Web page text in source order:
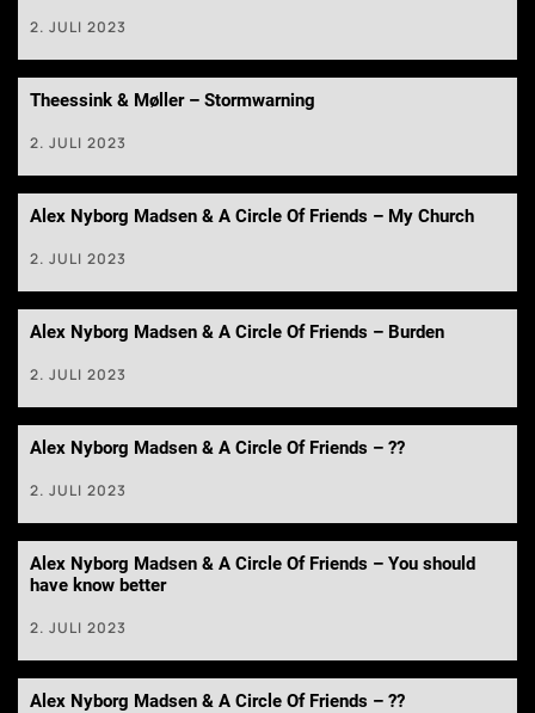
2. JULI 2023
Theessink & Møller – Stormwarning
2. JULI 2023
Alex Nyborg Madsen & A Circle Of Friends – My Church
2. JULI 2023
Alex Nyborg Madsen & A Circle Of Friends – Burden
2. JULI 2023
Alex Nyborg Madsen & A Circle Of Friends – ??
2. JULI 2023
Alex Nyborg Madsen & A Circle Of Friends – You should
have know better
2. JULI 2023
Alex Nyborg Madsen & A Circle Of Friends – ??